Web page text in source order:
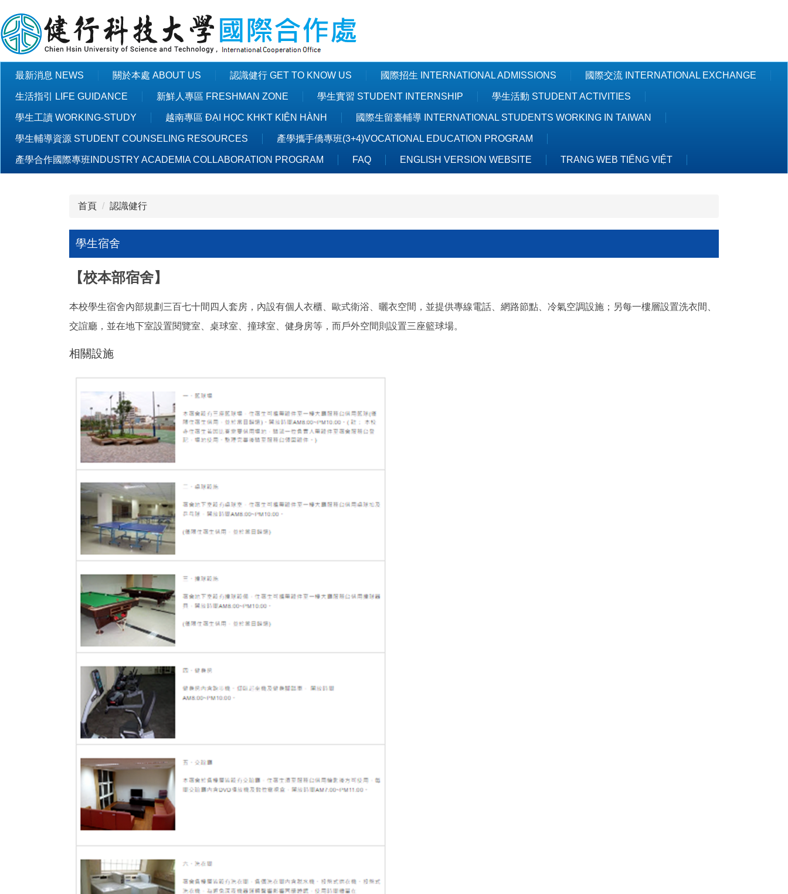
到
主
要
內
最新消息 NEWS 關於本處 ABOUT US 認識健行 GET TO KNOW US 國際招生 INTERNATIONAL ADMISSIONS 國際交流 INTERNATIONAL EXCHANGE
生活指引 LIFE GUIDANCE 新鮮人專區 FRESHMAN ZONE 學生實習 STUDENT INTERNSHIP 學生活動 STUDENT ACTIVITIES
學生工讀 WORKING-STUDY 越南專區 ĐẠI HỌC KHKT KIỆN HÀNH 國際生留臺輔導 INTERNATIONAL STUDENTS WORKING IN TAIWAN
學生輔導資源 STUDENT COUNSELING RESOURCES 產學攜手僑專班(3+4)VOCATIONAL EDUCATION PROGRAM
產學合作國際專班INDUSTRY ACADEMIA COLLABORATION PROGRAM FAQ ENGLISH VERSION WEBSITE TRANG WEB TIẾNG VIỆT
首頁 認識健行
學生宿舍
【校本部宿舍】
本校學生宿舍內部規劃三百七十間四人套房，內設有個人衣櫃、歐式衛浴、曬衣空間，並提供專線電話、網路節點、冷氣空調設施；另每一樓層設置洗衣間、
交誼廳，並在地下室設置閱覽室、桌球室、撞球室、健身房等，而戶外空間則設置三座籃球場。
相關設施